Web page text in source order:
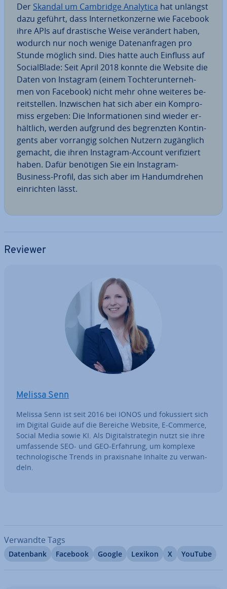
Der Skandal um Cambridge Analytica hat unlängst
dazu geführt, dass In­ter­net­kon­zer­ne wie Facebook
ihre APIs auf dras­ti­sche Weise verändert haben,
wodurch nur noch wenige Da­ten­an­fra­gen pro
Stunde möglich sind. Dies hatte auch Einfluss auf
So­cial­Bla­de: Seit April 2018 konnte die Website die
Daten von Instagram (einem Toch­ter­un­ter­neh­
men von Facebook) nicht mehr ohne weiteres be­
reit­stel­len. In­zwi­schen hat sich aber ein Kom­pro­
miss ergeben: Die In­for­ma­tio­nen sind wieder er­
hält­lich, werden aufgrund des be­grenz­ten Kon­tin­
gents aber vorrangig solchen Nutzern zu­gäng­lich
gemacht, die ihren Instagram-Account ve­ri­fi­ziert
haben. Dafür benötigen Sie ein Instagram-
Business-Profil, das sich aber im Hand­um­dre­hen
ein­rich­ten lässt.
Reviewer
Melissa Senn
Melissa Senn ist seit 2016 bei IONOS und fo­kus­siert sich
im Digital Guide auf die Bereiche Website, E-Commerce,
Social Media sowie KI. Als Di­gi­tal­stra­te­gin nutzt sie ihre
um­fas­sen­de SEO- und GEO-Erfahrung, um komplexe
tech­no­lo­gi­sche Trends in pra­xis­na­he Inhalte zu ver­wan­
deln.
Verwandte Tags
Datenbank Facebook Google Lexikon X YouTube